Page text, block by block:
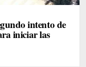
intento de
iniciar las